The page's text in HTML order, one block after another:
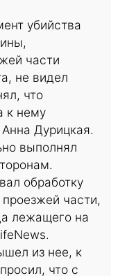
убийства
части
не видел
что
к нему
Дурицкая.
выполнял
обработку
части,
лежащего на
из нее, к
что с